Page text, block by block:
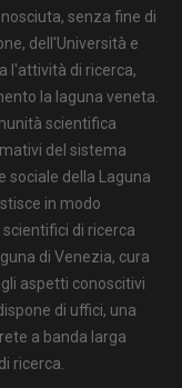
senza fine di
dell'Università e
l'attività di ricerca,
la laguna veneta.
scientifica
del sistema
sociale della Laguna
in modo
di ricerca
di Venezia, cura
aspetti conoscitivi
di uffici, una
a banda larga
ricerca.